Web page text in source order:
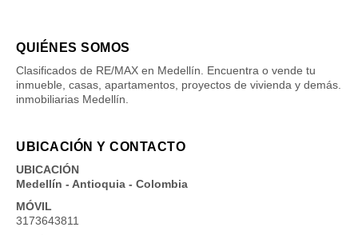
QUIÉNES SOMOS
Clasificados de RE/MAX en Medellín. Encuentra o vende tu
inmueble, casas, apartamentos, proyectos de vivienda y demás.
inmobiliarias Medellín.
UBICACIÓN Y CONTACTO
UBICACIÓN
Medellín - Antioquia - Colombia
MÓVIL
3173643811